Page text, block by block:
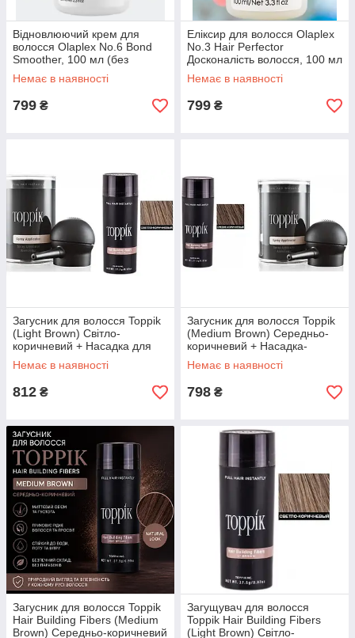
Відновлюючий крем для
волосся Olaplex No.6 Bond
Smoother, 100 мл (без
змивання, для всіх типів
волосся)
Немає в наявності
799 ₴
Еліксир для волосся Olaplex
No.3 Hair Perfector
Досконалість волосся, 100 мл
(для всіх типів волосся)
Немає в наявності
799 ₴
Загусник для волосся Toppik
(Light Brown) Світло-
коричневий + Насадка для
розпилення Toppik
Немає в наявності
812 ₴
Загусник для волосся Toppik
(Medium Brown) Середньо-
коричневий + Насадка-
розпилювач Toppik
Немає в наявності
798 ₴
Загусник для волосся Toppik
Hair Building Fibers (Medium
Brown) Середньо-коричневий
Загущувач для волосся
Toppik Hair Building Fibers
(Light Brown) Світло-